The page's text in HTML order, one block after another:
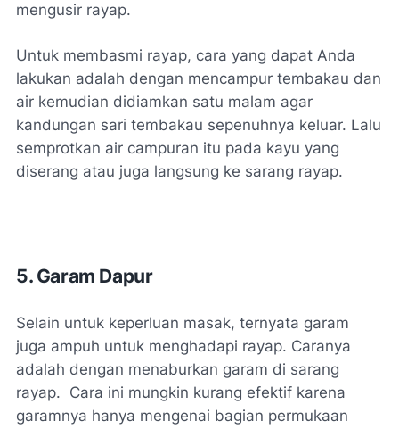
mengusir rayap.
Untuk membasmi rayap, cara yang dapat Anda
lakukan adalah dengan mencampur tembakau dan
air kemudian didiamkan satu malam agar
kandungan sari tembakau sepenuhnya keluar. Lalu
semprotkan air campuran itu pada kayu yang
diserang atau juga langsung ke sarang rayap.
5. Garam Dapur
Selain untuk keperluan masak, ternyata garam
juga ampuh untuk menghadapi rayap. Caranya
adalah dengan menaburkan garam di sarang
rayap. Cara ini mungkin kurang efektif karena
garamnya hanya mengenai bagian permukaan